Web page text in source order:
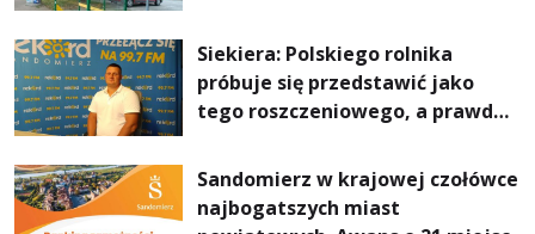
Siekiera: Polskiego rolnika
próbuje się przedstawić jako
tego roszczeniowego, a prawda
Sandomierz w krajowej czołówce
najbogatszych miast